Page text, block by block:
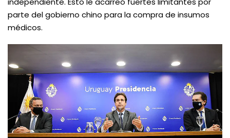
parte del gobierno chino para la compra de insumos
médicos.